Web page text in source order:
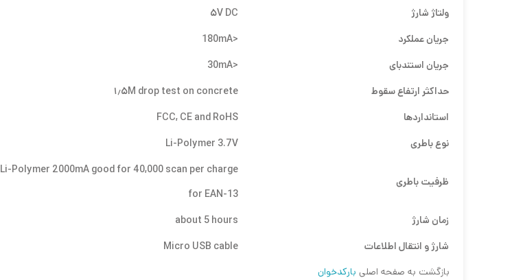
ولتاژ شارژ
۵V DC
جریان عملکرد
<180mA
جریان استندبای
<30mA
حداکثر ارتفاع سقوط
۱٫۵M drop test on concrete
استانداردها
FCC, CE and RoHS
نوع باطری
Li-Polymer 3.7V
ظرفیت باطری
Li-Polymer 2000mA good for 40,000 scan per charge
for EAN-13
زمان شارژ
about 5 hours
شارژ و انتقال اطلاعات
Micro USB cable
بازگشت به صفحه اصلی بارکدخوان